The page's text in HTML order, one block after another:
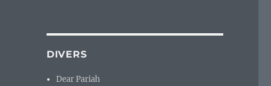
DIVERS
Dear Pariah